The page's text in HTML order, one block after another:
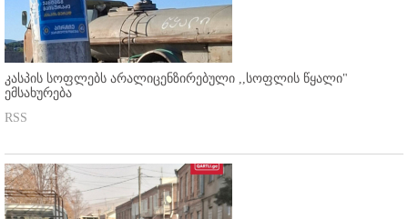
კასპის სოფლებს არალიცენზირებული ,,სოფლის წყალი"
ემსახურება
RSS